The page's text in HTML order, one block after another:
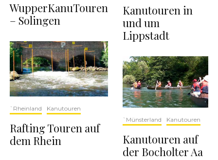
WupperKanuTouren
– Solingen
`Rheinland Kanutouren
Rafting Touren auf
dem Rhein
Kanutouren in
und um
Lippstadt
`Münsterland Kanutouren
Kanutouren auf
der Bocholter Aa